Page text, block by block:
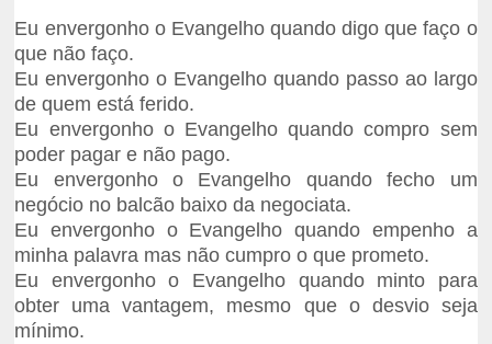
Eu envergonho o Evangelho quando digo que faço o
que não faço.
Eu envergonho o Evangelho quando passo ao largo
de quem está ferido.
Eu envergonho o Evangelho quando compro sem
poder pagar e não pago.
Eu envergonho o Evangelho quando fecho um
negócio no balcão baixo da negociata.
Eu envergonho o Evangelho quando empenho a
minha palavra mas não cumpro o que prometo.
Eu envergonho o Evangelho quando minto para
obter uma vantagem, mesmo que o desvio seja
mínimo.